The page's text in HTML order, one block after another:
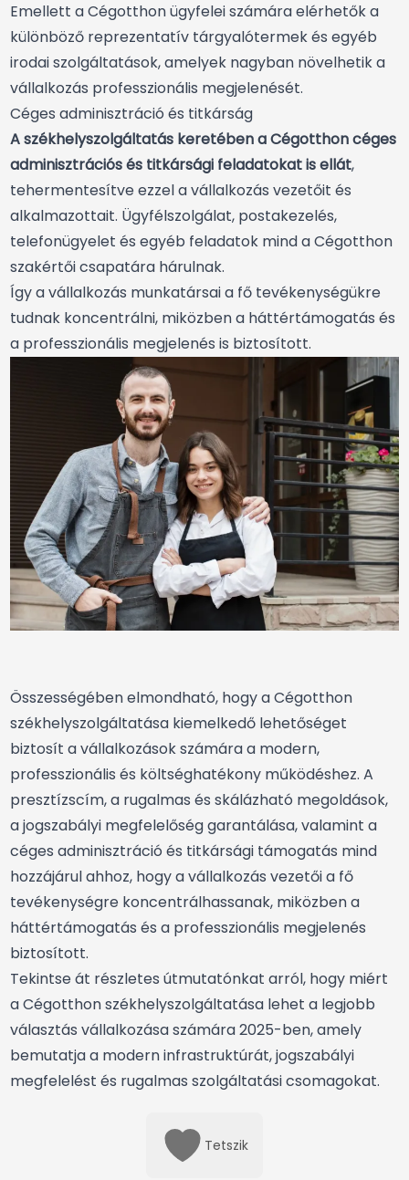
Emellett a Cégotthon ügyfelei számára elérhetők a
különböző reprezentatív tárgyalótermek és egyéb
irodai szolgáltatások, amelyek nagyban növelhetik a
vállalkozás professzionális megjelenését.
Céges adminisztráció és titkárság
A székhelyszolgáltatás keretében a Cégotthon céges
adminisztrációs és titkársági feladatokat is ellát,
tehermentesítve ezzel a vállalkozás vezetőit és
alkalmazottait. Ügyfélszolgálat, postakezelés,
telefonügyelet és egyéb feladatok mind a Cégotthon
szakértői csapatára hárulnak.
Így a vállalkozás munkatársai a fő tevékenységükre
tudnak koncentrálni, miközben a háttértámogatás és
a professzionális megjelenés is biztosított.
Összességében elmondható, hogy a Cégotthon
székhelyszolgáltatása kiemelkedő lehetőséget
biztosít a vállalkozások számára a modern,
professzionális és költséghatékony működéshez. A
presztízscím, a rugalmas és skálázható megoldások,
a jogszabályi megfelelőség garantálása, valamint a
céges adminisztráció és titkársági támogatás mind
hozzájárul ahhoz, hogy a vállalkozás vezetői a fő
tevékenységre koncentrálhassanak, miközben a
háttértámogatás és a professzionális megjelenés
biztosított.
Tekintse át részletes útmutatónkat arról, hogy miért
a Cégotthon székhelyszolgáltatása lehet a legjobb
választás vállalkozása számára 2025-ben, amely
bemutatja a modern infrastruktúrát, jogszabályi
megfelelést és rugalmas szolgáltatási csomagokat.
Tetszik